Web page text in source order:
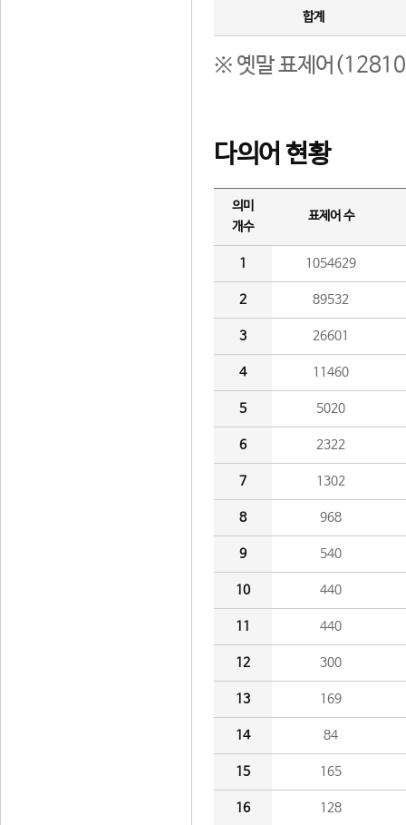
합계
※ 옛말 표제어(12810
다의어 현황
의미
개수
표제어 수
1 1054629
2 89532
3 26601
4 11460
5 5020
6 2322
7 1302
8 968
9 540
10 440
11 440
12 300
13 169
14 84
15 165
16 128